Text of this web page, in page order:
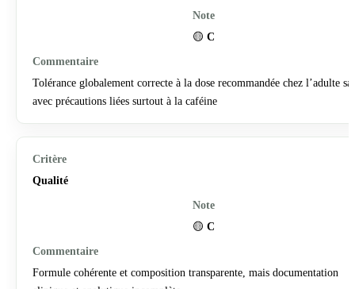
🟡 C
Tolérance globalement correcte à la dose recommandée chez l’adulte
avec précautions liées surtout à la caféine
Qualité
🟡 C
Formule cohérente et composition transparente, mais documentation